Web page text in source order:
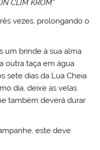
CLIM KROM”
vezes, prolongando o
um brinde à sua alma
outra taça em água
sete dias da Lua Cheia
dia, deixe as velas
também deverá durar
este deve